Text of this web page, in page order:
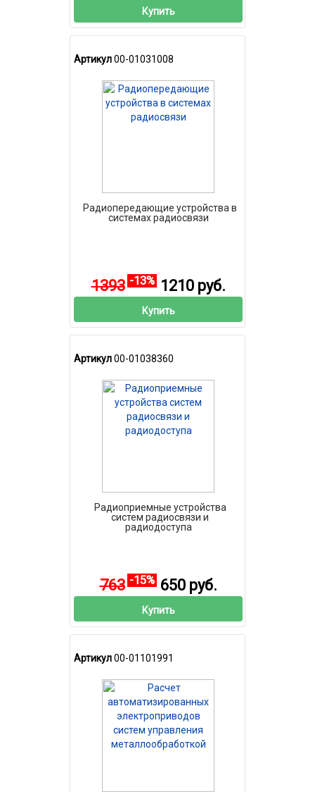
Купить
Артикул00-01031008
Радиопередающие устройства в
системах радиосвязи
1393 -13%1210 руб.
Купить
Артикул00-01038360
Радиоприемные устройства
систем радиосвязи и
радиодоступа
763 -15%650 руб.
Купить
Артикул00-01101991